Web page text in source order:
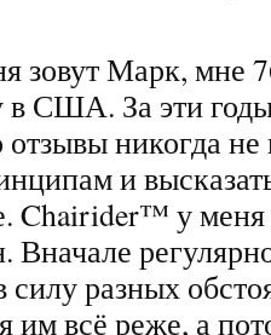
зовут Марк, мне
в США. За эти
никогда
и
Chairider™ у
Вначале
разных
им всё реже, а